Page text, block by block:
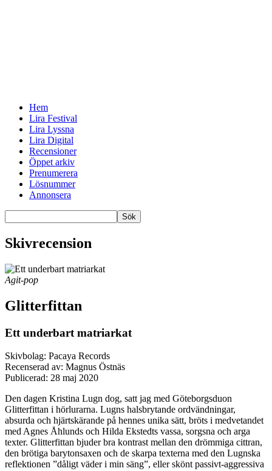
Hem
Lira Festival
Lira Lyssna
Lira Digital
Recensioner
Öppet arkiv
Prenumerera
Lösnummer
Annonsera
Skivrecension
Agit-pop
Glitterfittan
Ett underbart matriarkat
Skivbolag: Pacaya Records
Recenserad av: Magnus Östnäs
Publicerad: 28 maj 2020
Den dagen Kristina Lugn dog, satt jag med Göteborgsduon
Glitterfittan i hörlurarna. Lugns halsbrytande ordvändningar,
absurda och hjärtskärande på hennes unika sätt, bröts i medvetandet
med Agnes Åhlunds och Hilda Ekstedts vassa, sorgsna och arga
texter. Glitterfittan bjuder bra kontrast mellan den drömmiga cittran,
den brötiga barytonsaxen och de skarpa texterna med den Lugnska
reflektionen ”dåligt väder i min säng”, eller skönt passivt-aggressiva